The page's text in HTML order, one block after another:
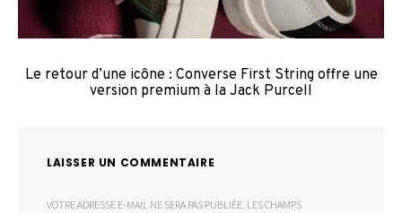
Le retour d’une icône : Converse First String offre une
version premium à la Jack Purcell
LAISSER UN COMMENTAIRE
VOTRE ADRESSE E-MAIL NE SERA PAS PUBLIÉE. LES CHAMPS